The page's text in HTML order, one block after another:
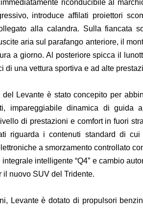
riconducibile al
introduce affilati proiettori
alla calandra. Sulla fiancata
aria sul parafango anteriore, il
a giorno. Al posteriore spicca il
di una vettura sportiva e ad alte
Levante è stato concepito per
impareggiabile dinamica di guida
di prestazioni e comfort in fuori
riguarda i contenuti standard di
a smorzamento controllato
intelligente “Q4” e cambio
nuovo SUV del Tridente.
Levante è dotato di propulsori